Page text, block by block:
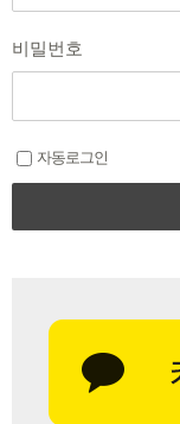
비밀번호
자동로그인